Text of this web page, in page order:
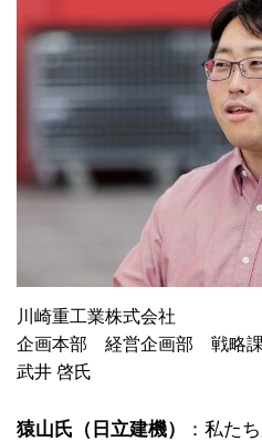
川崎重工業株式会社
企画本部 経営企画部 戦略
武井 啓氏
猿山氏（日立建機）
：私た